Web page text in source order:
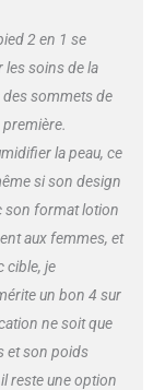
sanguine
yeux gonflés,
la peau
pour les
à brouillard
particules
et les
de la
ions
rapidement.
à améliorer
d'ozone pour
2 en 1 se
soins de la
des sommets de
la peau, ce
si son design
son format lotion
aux femmes, et
cible, je
un bon 4 sur
ne soit que
et son poids
reste une option